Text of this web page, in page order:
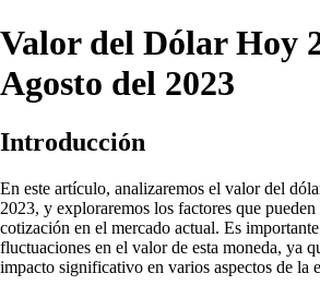
Valor del Dólar Hoy
Agosto del 2023
Introducción
En este artículo, analizaremos el valor del
2023, y exploraremos los factores que
cotización en el mercado actual. Es
fluctuaciones en el valor de esta moneda, ya
impacto significativo en varios aspectos de la